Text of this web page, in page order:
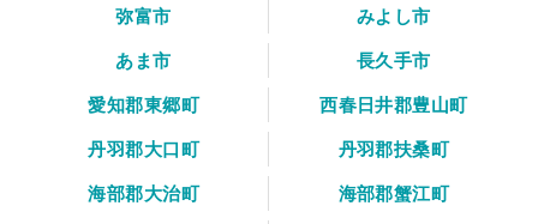
弥富市
みよし市
あま市
長久手市
愛知郡東郷町
西春日井郡豊山町
丹羽郡大口町
丹羽郡扶桑町
海部郡大治町
海部郡蟹江町